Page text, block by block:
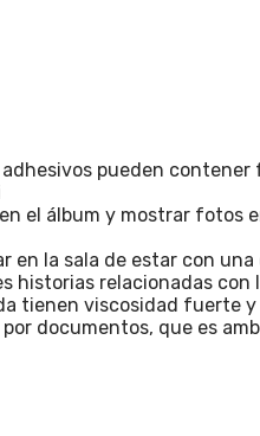
adhesivos pueden
el álbum y mostrar
la sala de estar con
historias relacionadas
tienen viscosidad fuerte
documentos, que es